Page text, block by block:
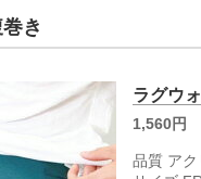
き
ラグウ
1,560円
品質 ア